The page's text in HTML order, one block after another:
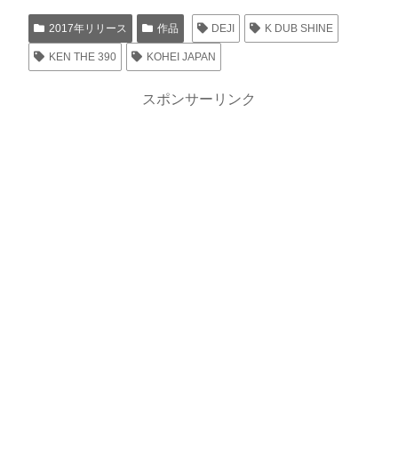
2017年リリース 作品 DEJI K DUB SHINE
KEN THE 390 KOHEI JAPAN
スポンサーリンク